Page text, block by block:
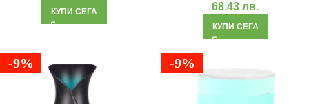
КУПИ СЕГА
68.43 лв.
КУПИ СЕГА
-9% -9%